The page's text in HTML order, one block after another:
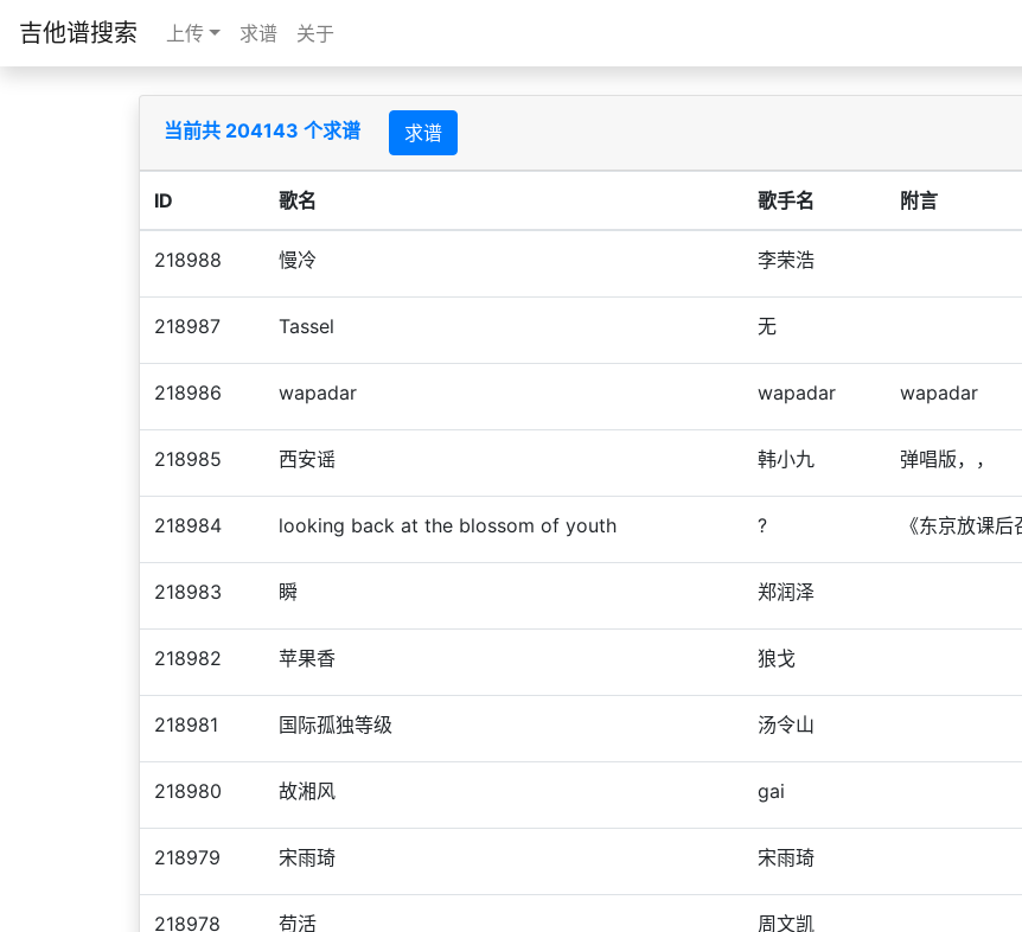
吉他谱搜索 上传 求谱 关于
当前共 204143 个求谱 求谱
ID 歌名 歌手名 附言
218988 慢冷 李荣浩
218987 Tassel 无
218986 wapadar wapadar wapadar
218985 西安谣 韩小九 弹唱版，，
218984 looking back at the blossom of youth ? 《东京放课
218983 瞬 郑润泽
218982 苹果香 狼戈
218981 国际孤独等级 汤令山
218980 故湘风 gai
218979 宋雨琦 宋雨琦
218978 苟活 周文凯